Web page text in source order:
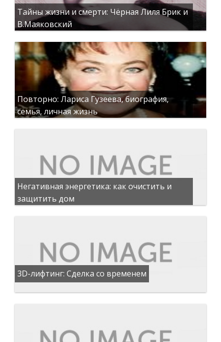
Тайны жизни и смерти: Чёрная Лиля Брик и
В.Маяковский
Повторно: Лариса Гузеева, биография,
семья, личная жизнь
Негативная энергетика: как очистить и
защитить дом
3D-лифтинг: Сделка со временем